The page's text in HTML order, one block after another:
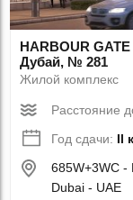
HARBOUR
Дубай, № 281
Жилой комплекс
Расстояние
Год сдачи: II
685W+3WC -
Dubai - UAE